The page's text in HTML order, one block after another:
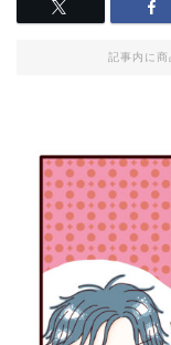
記事内に商